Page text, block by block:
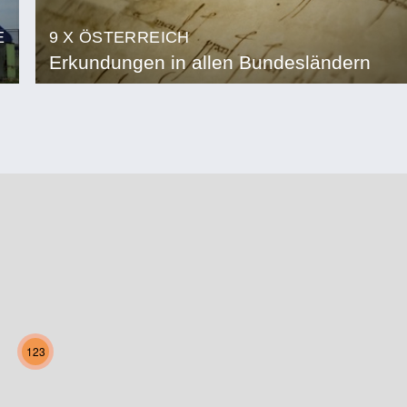
9 X ÖSTERREICH
Erkundungen in allen Bundesländern
123